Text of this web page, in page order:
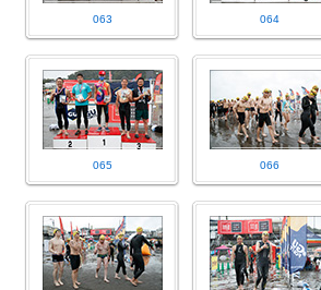
063 064
065 066